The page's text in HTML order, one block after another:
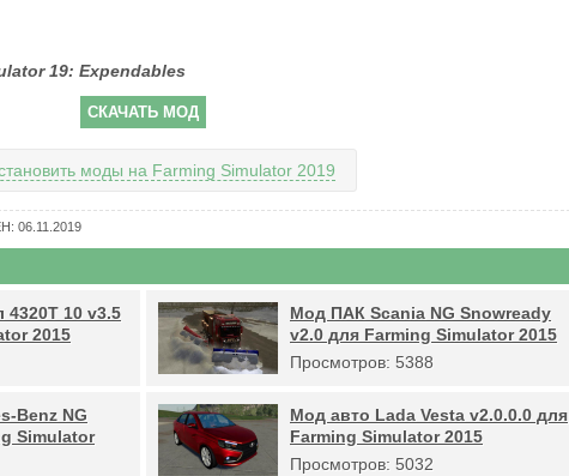
19: Expendables
СКАЧАТЬ МОД
моды на Farming Simulator 2019
06.11.2019
4320Т 10 v3.5
2015
Мод ПАК Scania NG Snowready
v2.0 для Farming Simulator 2015
Просмотров: 5388
Benz NG
Simulator
Мод авто Lada Vesta v2.0.0.0 для
Farming Simulator 2015
Просмотров: 5032